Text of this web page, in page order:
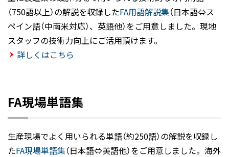
（750語以上）の解説を収録したFA用語解説集（日本語⇔ス
ペイン語（中南米対応）、英語他）をご用意しました。現地
スタッフの技術力向上にご活用頂けます。
詳しくはこちら
FA現場単語集
生産現場でよく用いられる単語（約250語）の解説を収録し
たFA現場単語集（日本語⇔英語他）をご用意しました。海外